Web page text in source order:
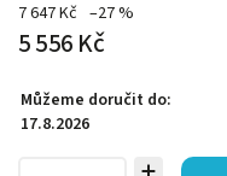
7 647 Kč –27 %
5 556 Kč
Můžeme doručit do:
17.8.2026